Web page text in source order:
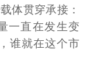
体贯穿承接：
一直在发生变
谁就在这个市